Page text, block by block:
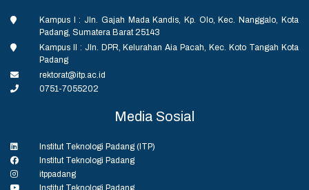
Kampus I : Jln. Gajah Mada Kandis, Kp. Olo, Kec. Nanggalo, Kota
Padang, Sumatera Barat 25143
Kampus II : Jln. DPR, Kelurahan Aia Pacah, Kec. Koto Tangah Kota
Padang
rektorat@itp.ac.id
0751-7055202
Media Sosial
Institut Teknologi Padang (ITP)
Institut Teknologi Padang
itppadang
Institut Teknologi Padang